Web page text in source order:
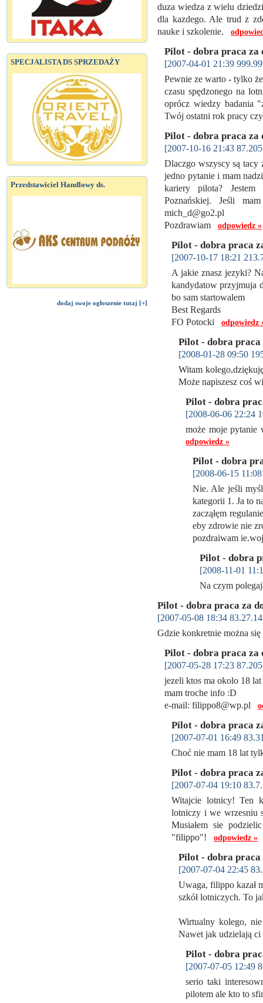
SPECJALISTA DS SPRZEDAŻY
Przedstawiciel Handlowy ds.
dodaj swoje ogłoszenie tutaj [+]
duza wiedza z wielu
dla kazdego. Ale trud z
nauke i szkolenie.
Pilot - dobra praca za
[2007-04-01 21:39
Pewnie ze warto - tylko
czasu spędzonego na
oprócz wiedzy badania
Twój ostatni rok pracy
Pilot - dobra praca za
[2007-10-16 21:43
Dlaczgo wszyscy są tacy
jedno pytanie i mam
kariery pilota? Jestem
Poznańskiej. Jeśli
mich_d@go2.pl
Pozdrawiam odpowiedz »
Pilot - dobra praca
[2007-10-17 18:21
A jakie znasz jezyki?
kandydatow przyjmuja
bo sam startowalem
Best Regards
FO Potocki odpowiedz
Pilot - dobra praca
[2008-01-28 09:50
Witam
Może napiszesz coś
Pilot - dobra
[2008-06-06 22:24
może moje
odpowiedz »
Pilot - dobra
[2008-06-15
Nie. Ale jeśli
kategorii 1. Ja to
zacząłęm
eby zdrowie nie
pozdraiwam
Pilot - dobra
[2008-11-01
Na czym
Pilot - dobra praca za
[2007-05-08 18:34
Gdzie konkretnie można
Pilot - dobra praca za
[2007-05-28 17:23
jezeli ktos ma okolo 18
mam troche info :D
e-mail: filippo8@wp.pl
Pilot - dobra praca
[2007-07-01 16:49
Choć nie mam 18 lat
Pilot - dobra praca
[2007-07-04 19:10
Witajcie lotnicy! Ten
lotniczy i we wrzesniu
Musiałem sie
"filippo"! odpowiedz »
Pilot - dobra praca
[2007-07-04 22:45
Uwaga, filippo kazał
szkół lotniczych. To
Wirtualny kolego,
Nawet jak udzielają
Pilot - dobra
[2007-07-05 12:49
serio taki
pilotem ale kto to